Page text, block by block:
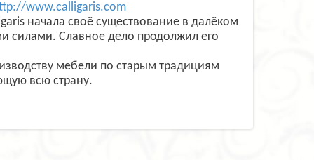
www.calligaris.com
начала своё существование в далёком
силами. Славное дело продолжил его
мебели по старым традициям
всю страну.